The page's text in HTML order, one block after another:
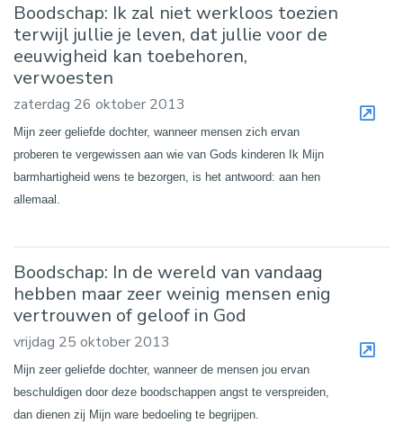
Boodschap: Ik zal niet werkloos toezien
terwijl jullie je leven, dat jullie voor de
eeuwigheid kan toebehoren,
verwoesten
zaterdag 26 oktober 2013
Mijn zeer geliefde dochter, wanneer mensen zich ervan
proberen te vergewissen aan wie van Gods kinderen Ik Mijn
barmhartigheid wens te bezorgen, is het antwoord: aan hen
allemaal.
Boodschap: In de wereld van vandaag
hebben maar zeer weinig mensen enig
vertrouwen of geloof in God
vrijdag 25 oktober 2013
Mijn zeer geliefde dochter, wanneer de mensen jou ervan
beschuldigen door deze boodschappen angst te verspreiden,
dan dienen zij Mijn ware bedoeling te begrijpen.